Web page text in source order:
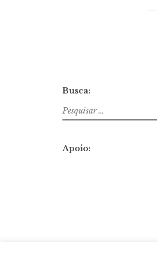
Busca:
Pesquisar
por:
Apoio: